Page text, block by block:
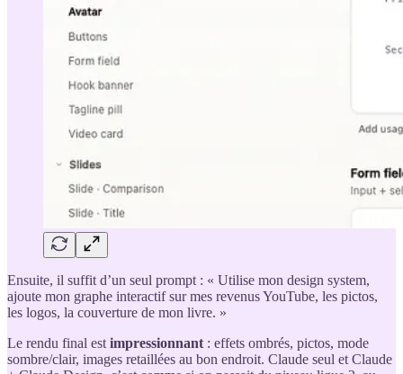
Ensuite, il suffit d’un seul prompt : « Utilise mon design system,
ajoute mon graphe interactif sur mes revenus YouTube, les pictos,
les logos, la couverture de mon livre. »
Le rendu final est impressionnant : effets ombrés, pictos, mode
sombre/clair, images retaillées au bon endroit. Claude seul et Claude